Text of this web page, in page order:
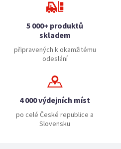
5 000+ produktů
skladem
připravených k okamžitému
odeslání
4 000 výdejních míst
po celé České republice a
Slovensku